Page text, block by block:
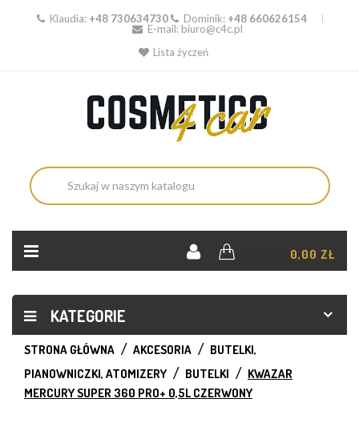
Klaudia: +48 730634730 Dominik: +48 660626154
E-mail: biuro@c4c.pl
Lista życzeń
0,00 ZŁ
KATEGORIE
STRONA GŁÓWNA AKCESORIA
BUTELKI,
PIANOWNICZKI, ATOMIZERY
BUTELKI
KWAZAR
MERCURY SUPER 360 PRO+ 0,5L CZERWONY